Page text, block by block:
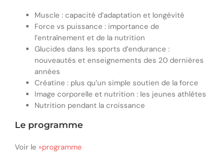
Muscle : capacité d’adaptation et longévité
Force vs puissance : importance de
l’entraînement et de la nutrition
Glucides dans les sports d’endurance :
nouveautés et enseignements des 20 dernières
années
Créatine : plus qu’un simple soutien de la force
Image corporelle et nutrition : les jeunes athlètes
Nutrition pendant la croissance
Le programme
Voir le »programme